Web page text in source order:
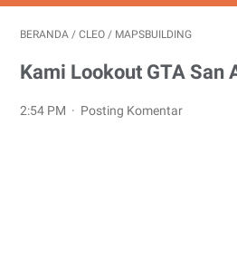
BERANDA / CLEO / MAPSBUILDING
Kami Lookout GTA San
2:54 PM Posting Komentar